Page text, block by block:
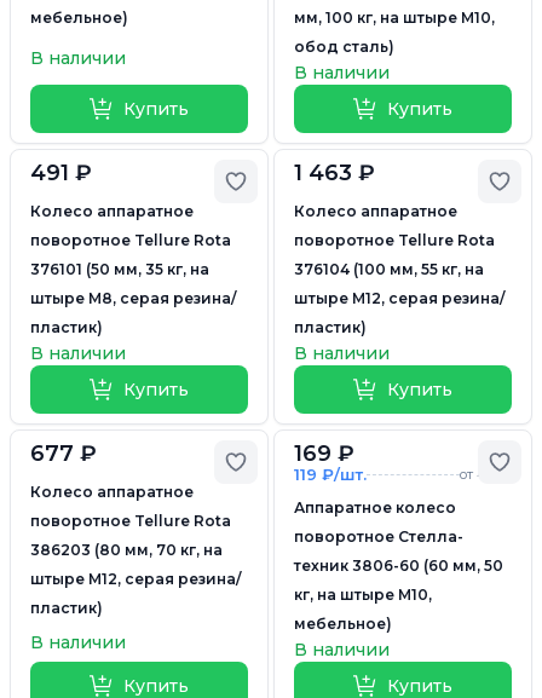
мебельное)
В наличии
Купить
мм, 100 кг, на штыре М10,
обод сталь)
В наличии
Купить
Добавить в избранное
491 ₽
Колесо аппаратное
поворотное Tellure Rota
376101 (50 мм, 35 кг, на
штыре M8, серая резина/
пластик)
В наличии
Купить
1 463 ₽
Колесо аппаратное
поворотное Tellure Rota
376104 (100 мм, 55 кг, на
штыре M12, серая резина/
пластик)
В наличии
Купить
Добавить в избранное
677 ₽
Колесо аппаратное
поворотное Tellure Rota
386203 (80 мм, 70 кг, на
штыре M12, серая резина/
пластик)
В наличии
Купить
169 ₽
119 ₽/шт. от 4 шт.
Аппаратное колесо
поворотное Стелла-
техник 3806-60 (60 мм, 50
кг, на штыре М10,
мебельное)
В наличии
Купить